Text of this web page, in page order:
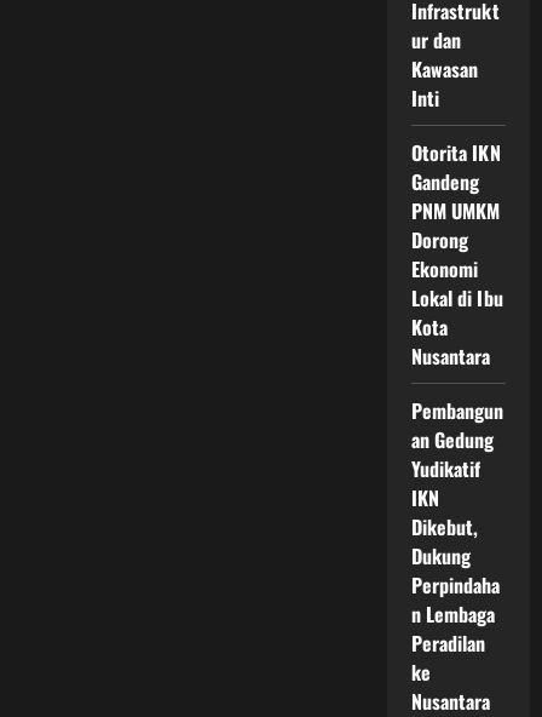
Infrastrukt
ur dan
Kawasan
Inti
Otorita IKN
Gandeng
PNM UMKM
Dorong
Ekonomi
Lokal di Ibu
Kota
Nusantara
Pembangun
an Gedung
Yudikatif
IKN
Dikebut,
Dukung
Perpindaha
n Lembaga
Peradilan
ke
Nusantara